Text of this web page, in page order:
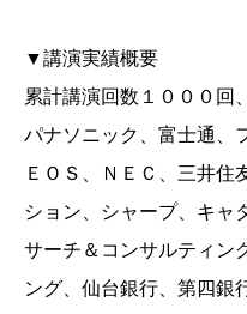
▼講演実績概要
累計講演回数１０００回
パナソニック、富士通、
ＥＯＳ、ＮＥＣ、三井住
ション、シャープ、キャ
サーチ＆コンサルティン
ング、仙台銀行、第四銀